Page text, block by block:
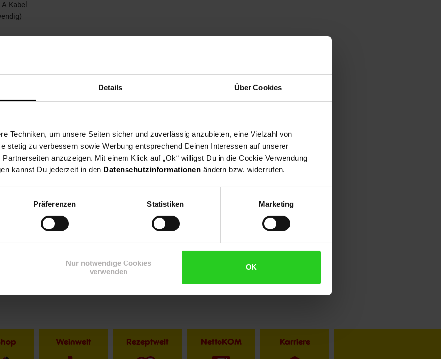
Details Über Cookies
Techniken, um unsere Seiten sicher und zuverlässig anzubieten, eine Vielzahl von
stetig zu verbessern sowie Werbung entsprechend Deinen Interessen auf unserer
anzuzeigen. Mit einem Klick auf „Ok“ willigst Du in die Cookie Verwendung
kannst Du jederzeit in den Datenschutzinformationen ändern bzw. widerrufen.
Präferenzen Statistiken Marketing
Nur notwendige Cookies
verwenden
OK
Kabel
190 cm |
6400)
Weinwelt Rezeptwelt NettoKOM Karriere